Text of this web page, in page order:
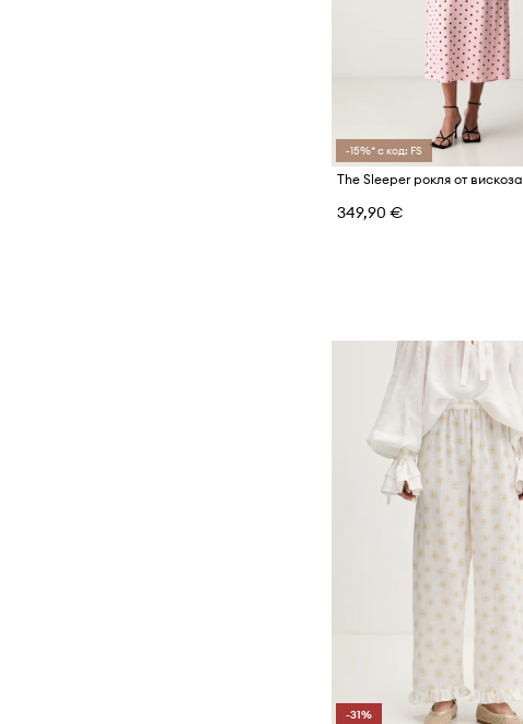
-15%* с код: FS
The Sleeper рокля от вискоза
349,90 €
-31%